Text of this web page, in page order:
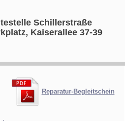
Schillerstraße
Kaiserallee 37-39
Reparatur-Begleitschein